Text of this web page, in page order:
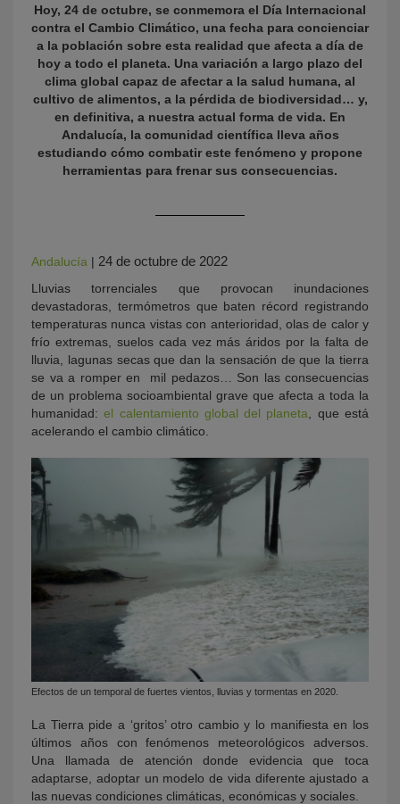
Hoy, 24 de octubre, se conmemora el Día Internacional
contra el Cambio Climático, una fecha para concienciar
a la población sobre esta realidad que afecta a día de
hoy a todo el planeta. Una variación a largo plazo del
clima global capaz de afectar a la salud humana, al
cultivo de alimentos, a la pérdida de biodiversidad… y,
en definitiva, a nuestra actual forma de vida. En
Andalucía, la comunidad científica lleva años
estudiando cómo combatir este fenómeno y propone
herramientas para frenar sus consecuencias.
Andalucía | 24 de octubre de 2022
Lluvias torrenciales que provocan inundaciones
devastadoras, termómetros que baten récord registrando
temperaturas nunca vistas con anterioridad, olas de calor y
frío extremas, suelos cada vez más áridos por la falta de
lluvia, lagunas secas que dan la sensación de que la tierra
se va a romper en mil pedazos… Son las consecuencias
de un problema socioambiental grave que afecta a toda la
humanidad:el calentamiento global del planeta , que está
acelerando el cambio climático.
Efectos de un temporal de fuertes vientos, lluvias y tormentas en 2020.
La Tierra pide a ‘gritos’ otro cambio y lo manifiesta en los
últimos años con fenómenos meteorológicos adversos.
Una llamada de atención donde evidencia que toca
adaptarse, adoptar un modelo de vida diferente ajustado a
las nuevas condiciones climáticas, económicas y sociales.